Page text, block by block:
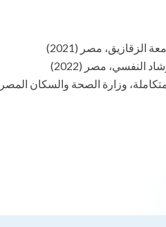
مصر (2021)
النفسي، مصر (2022)
وزارة الصحة والسكان